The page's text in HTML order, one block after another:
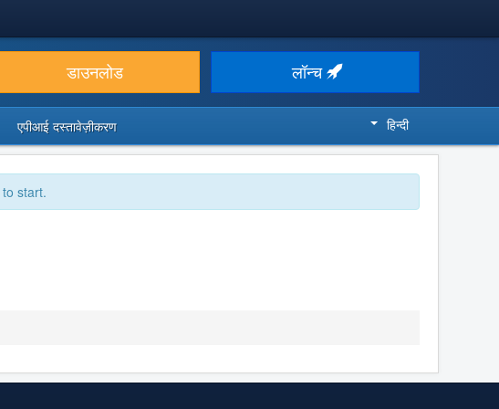
डाउनलोड लॉन्च
एपीआई दस्तावेज़ीकरण हिन्दी
to start.